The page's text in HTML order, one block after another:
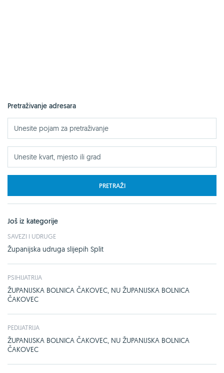
Pretraživanje adresara
PRETRAŽI
Još iz kategorije
SAVEZI I UDRUGE
Županijska udruga slijepih Split
PSIHIJATRIJA
ŽUPANIJSKA BOLNICA ČAKOVEC, NU ŽUPANIJSKA BOLNICA
ČAKOVEC
PEDIJATRIJA
ŽUPANIJSKA BOLNICA ČAKOVEC, NU ŽUPANIJSKA BOLNICA
ČAKOVEC